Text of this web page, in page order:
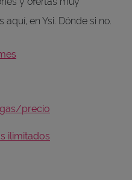
en Ysi. Dónde si no.
precio
ilimitados